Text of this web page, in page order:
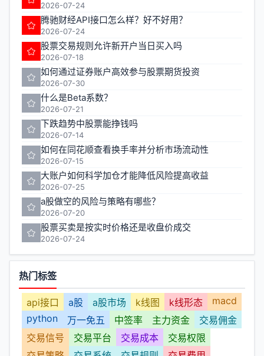
2026-07-24
腾驰财经API接口怎么样？好不好用？
2026-07-24
股票交易规则允许新开户当日买入吗
2026-07-18
如何通过证券账户高效参与股票期货投资
2026-07-30
什么是Beta系数？
2026-07-21
下跌趋势中股票能挣钱吗
2026-07-14
如何在同花顺查看换手率并分析市场流动性
2026-07-15
大账户如何科学加仓才能降低风险提高收益
2026-07-25
a股做空的风险与策略有哪些？
2026-07-20
股票买卖是按实时价格还是收盘价成交
2026-07-24
热门标签
api接口 a股 a股市场 k线图 k线形态
macd
python
万一免五 中签率 主力资金
交易佣金
交易信号
交易平台 交易成本
交易权限